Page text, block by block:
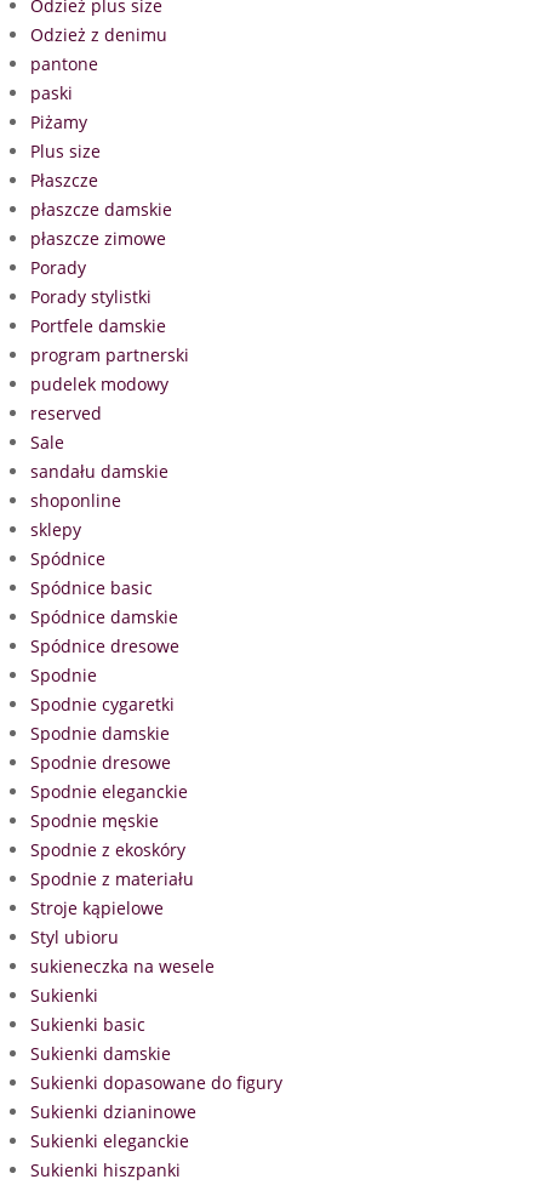
Odzież plus size
Odzież z denimu
pantone
paski
Piżamy
Plus size
Płaszcze
płaszcze damskie
płaszcze zimowe
Porady
Porady stylistki
Portfele damskie
program partnerski
pudelek modowy
reserved
Sale
sandału damskie
shoponline
sklepy
Spódnice
Spódnice basic
Spódnice damskie
Spódnice dresowe
Spodnie
Spodnie cygaretki
Spodnie damskie
Spodnie dresowe
Spodnie eleganckie
Spodnie męskie
Spodnie z ekoskóry
Spodnie z materiału
Stroje kąpielowe
Styl ubioru
sukieneczka na wesele
Sukienki
Sukienki basic
Sukienki damskie
Sukienki dopasowane do figury
Sukienki dzianinowe
Sukienki eleganckie
Sukienki hiszpanki